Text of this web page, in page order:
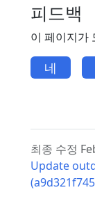
피드백
이 페이지가
네
최종 수정
Update